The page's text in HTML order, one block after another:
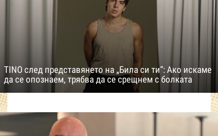
TINO след представянето на „Била си ти“: Ако искаме
да се опознаем, трябва да се срещнем с болката